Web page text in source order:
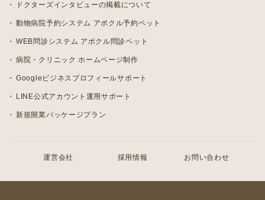
ドクターズインタビューの掲載について
動物病院予約システム アポクル予約ペット
WEB問診システム アポクル問診ペット
病院・クリニック ホームページ制作
Googleビジネスプロフィールサポート
LINE公式アカウント運用サポート
新規開業パッケージプラン
運営会社 採用情報 お問い合わせ